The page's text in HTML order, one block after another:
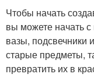
Чтобы начать
вы можете начать
вазы, подсвечники
старые предметы,
превратить их в